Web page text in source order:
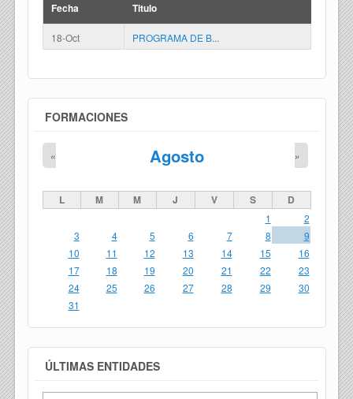
Fecha Titulo
18-Oct PROGRAMA DE B...
FORMACIONES
Agosto
« »
L M M J V S D
1
2
3
4 5 6 7 8
9
10
11 12 13 14 15
16
17
18 19 20 21 22
23
24
25 26 27 28 29
30
31
ÚLTIMAS ENTIDADES